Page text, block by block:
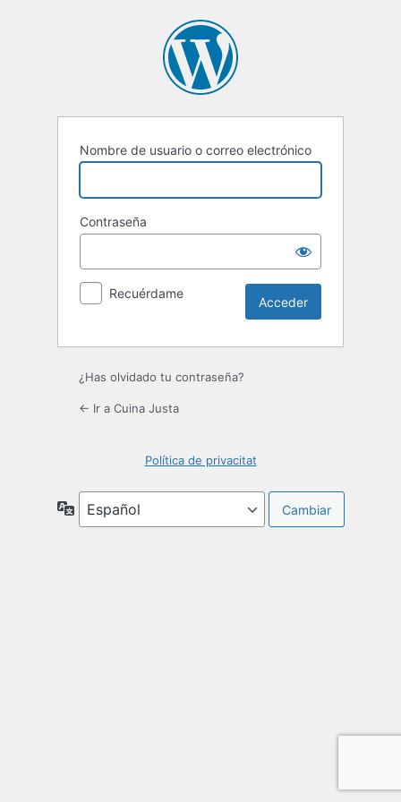
Nombre de usuario o correo electrónico
Contraseña
Recuérdame
¿Has olvidado tu contraseña?
← Ir a Cuina Justa
Política de privacitat
Idioma